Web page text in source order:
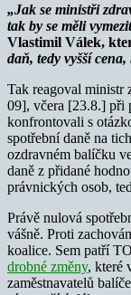
„Jak se ministři
tak by se měli
Vlastimil Válek,
daň, tedy vyšší
Tak reagoval
09], včera [23.8.] při
konfrontovali s
spotřební daně na
ozdravném balíčku
daně z přidané
právnických osob,
Právě nulová
vášně. Proti
koalice. Sem patří
drobné změny, které
zaměstnavatelů